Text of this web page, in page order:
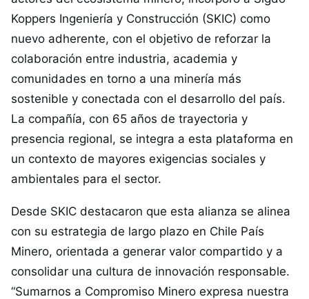
Koppers Ingeniería y Construcción (SKIC) como
nuevo adherente, con el objetivo de reforzar la
colaboración entre industria, academia y
comunidades en torno a una minería más
sostenible y conectada con el desarrollo del país.
La compañía, con 65 años de trayectoria y
presencia regional, se integra a esta plataforma en
un contexto de mayores exigencias sociales y
ambientales para el sector.
Desde SKIC destacaron que esta alianza se alinea
con su estrategia de largo plazo en Chile País
Minero, orientada a generar valor compartido y a
consolidar una cultura de innovación responsable.
“Sumarnos a Compromiso Minero expresa nuestra